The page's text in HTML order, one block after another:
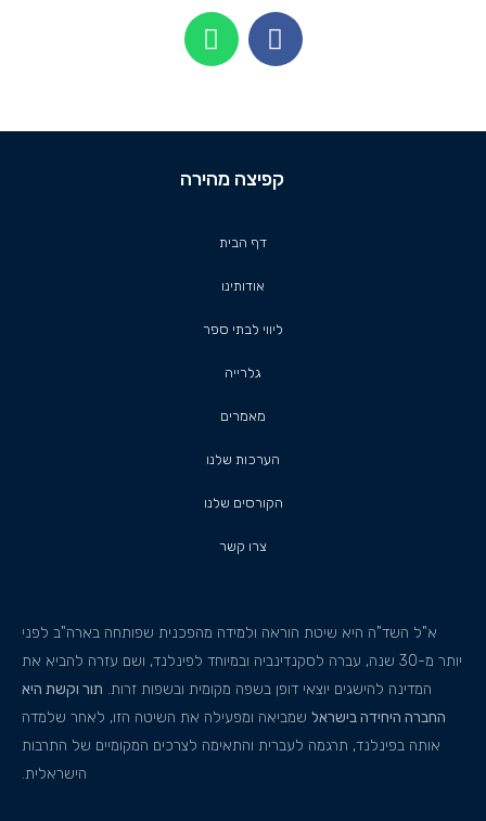
קפיצה מהירה
דף הבית
אודותינו
ליווי לבתי ספר
גלרייה
מאמרים
הערכות שלנו
הקורסים שלנו
צרו קשר
א"ל השד"ה היא שיטת הוראה ולמידה מהפכנית שפותחה בארה"ב לפני
יותר מ-30 שנה, עברה לסקנדינביה ובמיוחד לפינלנד, ושם עזרה להביא את
המדינה להישגים יוצאי דופן בשפה מקומית ובשפות זרות. תור וקשת היא
החברה היחידה בישראל שמביאה ומפעילה את השיטה הזו, לאחר שלמדה
אותה בפינלנד, תרגמה לעברית והתאימה לצרכים המקומיים של התרבות
הישראלית.